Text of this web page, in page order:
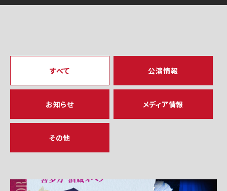
すべて 公演情報
お知らせ メディア情報
その他